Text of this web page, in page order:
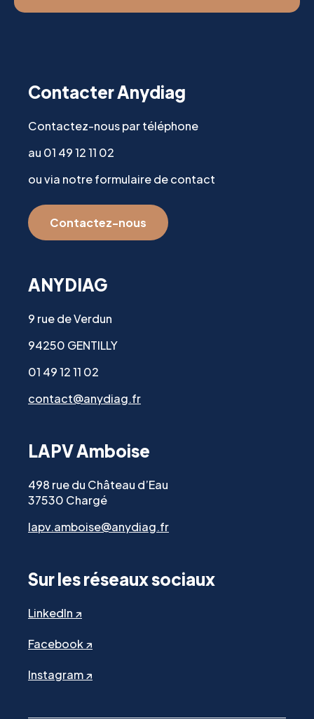
Contacter Anydiag
Contactez-nous par téléphone
au 01 49 12 11 02
ou via notre formulaire de contact
Contactez-nous
ANYDIAG
9 rue de Verdun
94250 GENTILLY
01 49 12 11 02
contact@anydiag.fr
LAPV Amboise
498 rue du Château d’Eau
37530 Chargé
lapv.amboise@anydiag.fr
Sur les réseaux sociaux
LinkedIn ↗
Facebook ↗
Instagram ↗